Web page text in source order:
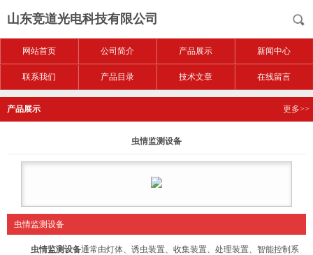
山东竞道光电科技有限公司
网站首页 公司简介 产品展示 新闻中心
联系我们 产品目录 技术文章 在线留言
产品展示 更多>>
虫情监测设备
虫情监测设备
虫情监测设备通常由灯体、诱虫装置、收集装置、处理装置、智能控制系